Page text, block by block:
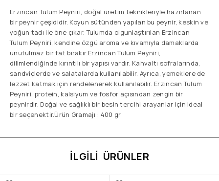
Erzincan Tulum Peyniri, doğal üretim teknikleriyle hazırlanan
bir peynir çeşididir. Koyun sütünden yapılan bu peynir, keskin ve
yoğun tadı ile öne çıkar. Tulumda olgunlaştırılan Erzincan
Tulum Peyniri, kendine özgü aroma ve kıvamıyla damaklarda
unutulmaz bir tat bırakır.Erzincan Tulum Peyniri,
dilimlendiğinde kırıntılı bir yapısı vardır. Kahvaltı sofralarında,
sandviçlerde ve salatalarda kullanılabilir. Ayrıca, yemeklere de
lezzet katmak için rendelenerek kullanılabilir. Erzincan Tulum
Peyniri, protein, kalsiyum ve fosfor açısından zengin bir
peynirdir. Doğal ve sağlıklı bir besin tercihi arayanlar için ideal
bir seçenektir.Ürün Gramajı : 400 gr
İLGILI ÜRÜNLER